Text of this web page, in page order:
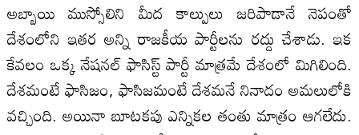
అబ్బాయి ముస్సోలిని మీద కాల్పులు జరిపాడానే నెపంతో
దేశంలోని ఇతర అన్ని రాజకీయ పార్టీలను రద్దు చేశాడు. ఇక
కేవలం ఒక్క నేషనల్ ఫాసిస్ట్ పార్టీ మాత్రమే దేశంలో మిగిలింది.
దేశమంటే ఫాసిజం, ఫాసిజమంటే దేశమనే నినాదం అమలులోకి
వచ్చింది. అయినా బూటకపు ఎన్నికల తంతు మాత్రం ఆగలేదు.